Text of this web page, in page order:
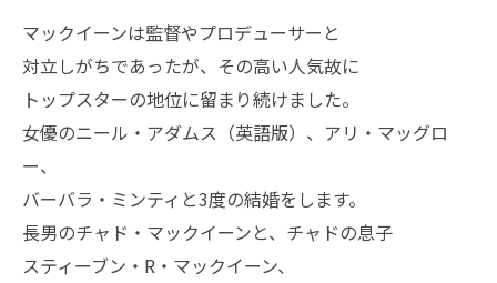
マックイーンは監督やプロデューサーと
対立しがちであったが、その高い人気故に
トップスターの地位に留まり続けました。
女優のニール・アダムス（英語版）、アリ・マッグロ
ー、
バーバラ・ミンティと3度の結婚をします。
長男のチャド・マックイーンと、チャドの息子
スティーブン・R・マックイーン、